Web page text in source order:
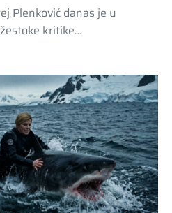
Plenković danas je u
kritike…